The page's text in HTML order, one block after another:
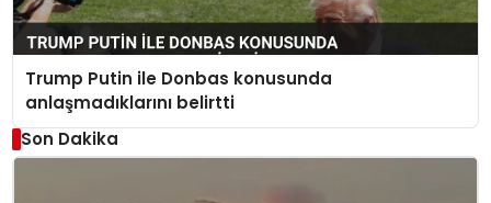
Trump Putin ile Donbas konusunda
anlaşmadıklarını belirtti
Son Dakika